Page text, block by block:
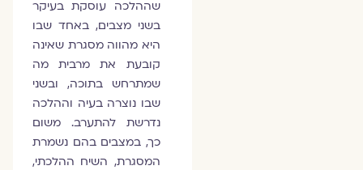
שההלכה עוסקת בעיקר
בשני מצבים, באחד שבו
היא מהווה מסגרת שאינה
קובעת את מרבית מה
שמתרחש בתוכה, ובשני
שבו נוצרה בעיה וההלכה
נדרשת להתערב. משום
כך, במצבים בהם נשמרת
המסגרת, השיח ההלכתי,